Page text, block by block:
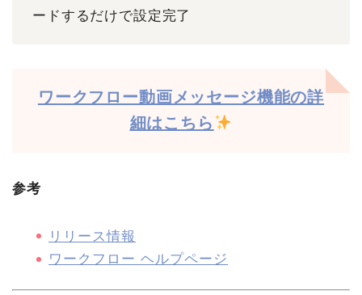
ードするだけで設定完了
ワークフロー動画メッセージ機能の詳
細はこちら
参考
リリース情報
ワークフロー ヘルプページ